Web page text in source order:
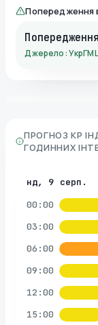
Попередження
Джерело:
ПРОГНОЗ KP
ГОДИННИХ
нд, 9 серп.
00:00
03:00
06:00
09:00
12:00
15:00